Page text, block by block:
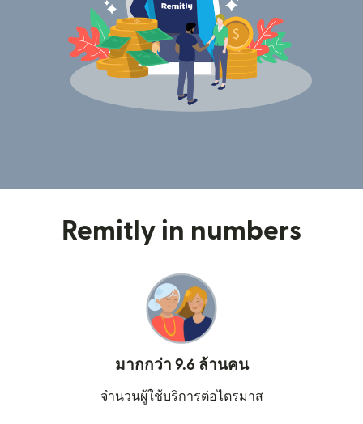
Remitly in numbers
มากกว่า 9.6 ล้านคน
จำนวนผู้ใช้บริการต่อไตรมาส